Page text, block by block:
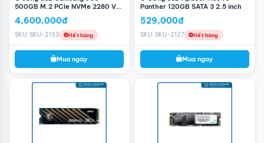
500GB M.2 PCIe NVMe 2280 V-
4,600,000đ
SKU: SKU-2133 Hết hàng
Mua ngay
Panther 120GB SATA 3 2.5 inch
529,000đ
SKU: SKU-2127 Hết hàng
Mua ngay